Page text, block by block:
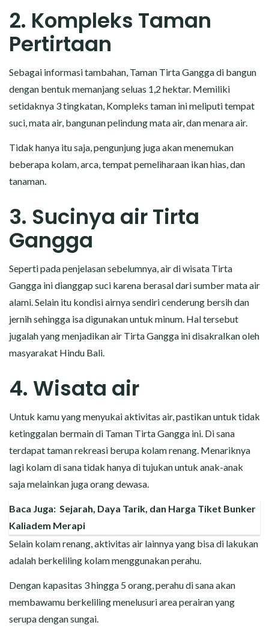
2. Kompleks Taman
Pertirtaan
Sebagai informasi tambahan, Taman Tirta Gangga di bangun
dengan bentuk memanjang seluas 1,2 hektar. Memiliki
setidaknya 3 tingkatan, Kompleks taman ini meliputi tempat
suci, mata air, bangunan pelindung mata air, dan menara air.
Tidak hanya itu saja, pengunjung juga akan menemukan
beberapa kolam, arca, tempat pemeliharaan ikan hias, dan
tanaman.
3. Sucinya air Tirta
Gangga
Seperti pada penjelasan sebelumnya, air di wisata Tirta
Gangga ini dianggap suci karena berasal dari sumber mata air
alami. Selain itu kondisi airnya sendiri cenderung bersih dan
jernih sehingga isa digunakan untuk minum. Hal tersebut
jugalah yang menjadikan air Tirta Gangga ini disakralkan oleh
masyarakat Hindu Bali.
4. Wisata air
Untuk kamu yang menyukai aktivitas air, pastikan untuk tidak
ketinggalan bermain di Taman Tirta Gangga ini. Di sana
terdapat taman rekreasi berupa kolam renang. Menariknya
lagi kolam di sana tidak hanya di tujukan untuk anak-anak
saja melainkan juga orang dewasa.
Baca Juga: Sejarah, Daya Tarik, dan Harga Tiket Bunker
Kaliadem Merapi
Selain kolam renang, aktivitas air lainnya yang bisa di lakukan
adalah berkeliling kolam menggunakan perahu.
Dengan kapasitas 3 hingga 5 orang, perahu di sana akan
membawamu berkeliling menelusuri area perairan yang
serupa dengan sungai.